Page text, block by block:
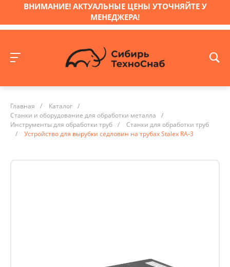
ВНИМАНИЕ! АКТУАЛЬНЫЕ ЦЕНЫ УТОЧНЯЙТЕ У
МЕНЕДЖЕРА!
Главная / Каталог /
Станки и оборудование для обработки металла
/
Инструменты для обработки труб /
Станки для обработки труб
/
Устройство для вырубки седловин на трубах Stalex RA-3